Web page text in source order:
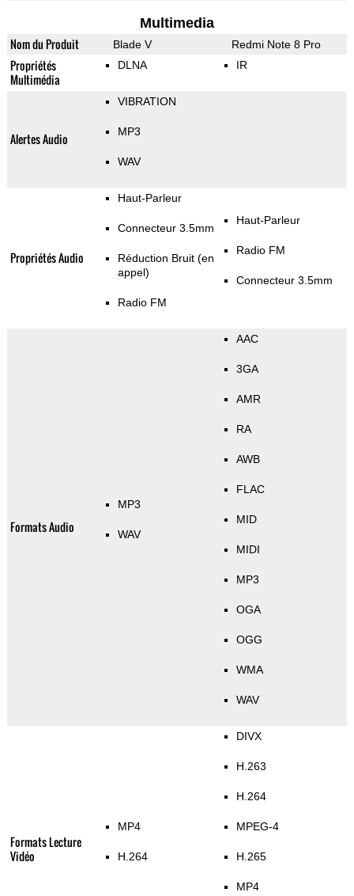
Multimedia
Nom du Produit Blade V Redmi Note 8 Pro
Propriétés
Multimédia
DLNA IR
Alertes Audio
VIBRATION
MP3
WAV
Propriétés Audio
Haut-Parleur
Connecteur 3.5mm
Réduction Bruit (en
appel)
Radio FM
Haut-Parleur
Radio FM
Connecteur 3.5mm
Formats Audio
MP3
WAV
AAC
3GA
AMR
RA
AWB
FLAC
MID
MIDI
MP3
OGA
OGG
WMA
WAV
Formats Lecture
Vidéo
MP4
H.264
DIVX
H.263
H.264
MPEG-4
H.265
MP4